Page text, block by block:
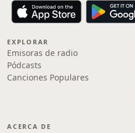
EXPLORAR
Emisoras de radio
Pódcasts
Canciones Populares
ACERCA DE